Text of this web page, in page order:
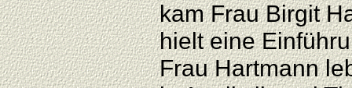
kam Frau Birgit
hielt eine
Frau Hartmann